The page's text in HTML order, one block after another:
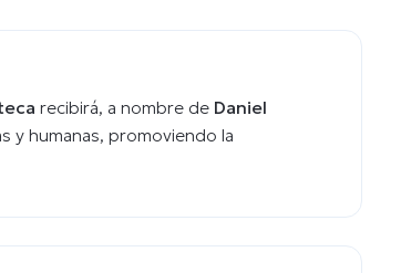
recibirá, a nombre de Daniel
y humanas, promoviendo la